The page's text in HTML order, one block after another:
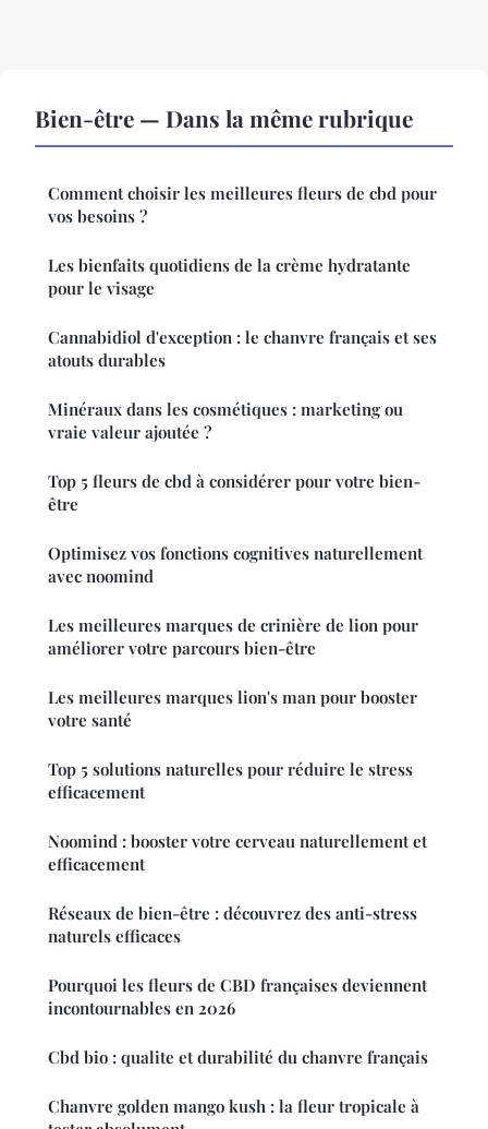
Bien-être — Dans la même rubrique
Comment choisir les meilleures fleurs de cbd pour
vos besoins ?
Les bienfaits quotidiens de la crème hydratante
pour le visage
Cannabidiol d'exception : le chanvre français et ses
atouts durables
Minéraux dans les cosmétiques : marketing ou
vraie valeur ajoutée ?
Top 5 fleurs de cbd à considérer pour votre bien-
être
Optimisez vos fonctions cognitives naturellement
avec noomind
Les meilleures marques de crinière de lion pour
améliorer votre parcours bien-être
Les meilleures marques lion's man pour booster
votre santé
Top 5 solutions naturelles pour réduire le stress
efficacement
Noomind : booster votre cerveau naturellement et
efficacement
Réseaux de bien-être : découvrez des anti-stress
naturels efficaces
Pourquoi les fleurs de CBD françaises deviennent
incontournables en 2026
Cbd bio : qualite et durabilité du chanvre français
Chanvre golden mango kush : la fleur tropicale à